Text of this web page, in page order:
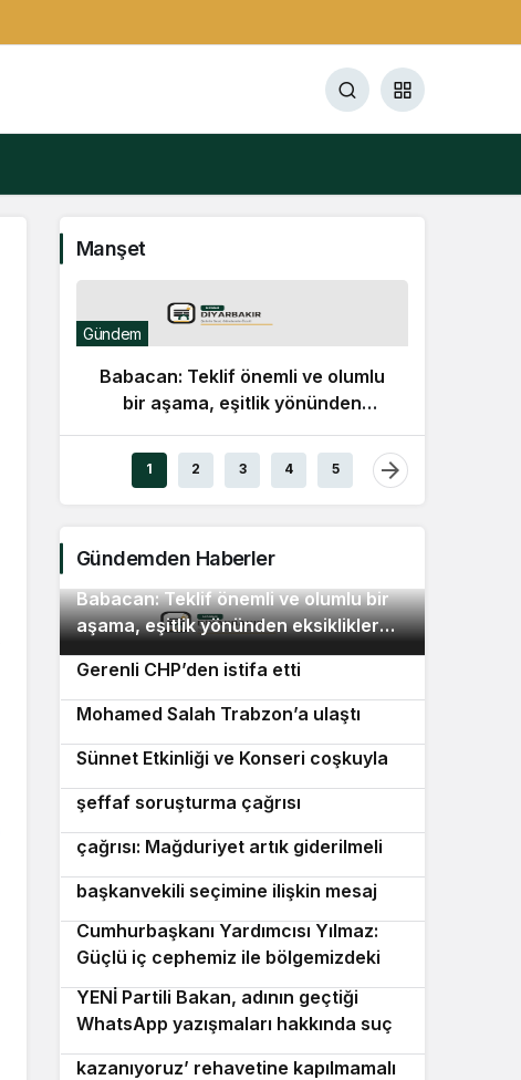
Manşet
Gündem
Babacan: Teklif önemli ve olumlu
bir aşama, eşitlik yönünden
eksiklikler giderilmeli
1 2 3 4 5
Gündemden Haberler
Babacan: Teklif önemli ve olumlu bir
aşama, eşitlik yönünden eksiklikler
giderilmeli
2
Lüleburgaz Belediye Başkanı Murat
Gerenli CHP’den istifa etti
3
Mohamed Salah Trabzon’a ulaştı
5 Ağustos Dünya Sivaslılar Günü
Sünnet Etkinliği ve Konseri coşkuyla
kutlandı
Van’da Rojin Kabaiş için etkin ve
şeffaf soruşturma çağrısı
Erbakan’dan kademeli emeklilik
çağrısı: Mağduriyet artık giderilmeli
Sinem Dedetaş’tan Üsküdar’daki
başkanvekili seçimine ilişkin mesaj
8
Cumhurbaşkanı Yardımcısı Yılmaz:
Güçlü iç cephemiz ile bölgemizdeki
emperyalist tuzakları boşa çıkarmaya
devam edeceğiz
9
YENİ Partili Bakan, adının geçtiği
WhatsApp yazışmaları hakkında suç
duyurusunda bulundu
10
Muharrem İnce: Muhalefet ‘nasıl olsa
kazanıyoruz’ rehavetine kapılmamalı